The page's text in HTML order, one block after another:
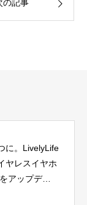
の記事
に。LivelyLife
ヤレスイヤホ
アップデー